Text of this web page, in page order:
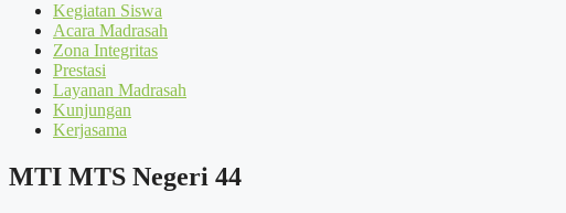
Kegiatan Siswa
Acara Madrasah
Zona Integritas
Prestasi
Layanan Madrasah
Kunjungan
Kerjasama
MTI MTS Negeri 44